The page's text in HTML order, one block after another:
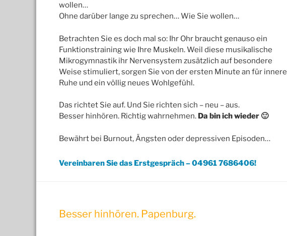
wollen…
Ohne darüber lange zu sprechen… Wie Sie wollen…
Betrachten Sie es doch mal so: Ihr Ohr braucht genauso ein
Funktionstraining wie Ihre Muskeln. Weil diese musikalische
Mikrogymnastik ihr Nervensystem zusätzlich auf besondere
Weise stimuliert, sorgen Sie von der ersten Minute an für innere
Ruhe und ein völlig neues Wohlgefühl.
Das richtet Sie auf. Und Sie richten sich – neu – aus.
Besser hinhören. Richtig wahrnehmen. Da bin ich wieder 🙂
Bewährt bei Burnout, Ängsten oder depressiven Episoden…
Vereinbaren Sie das Erstgespräch – 04961 7686406!
Besser hinhören. Papenburg.